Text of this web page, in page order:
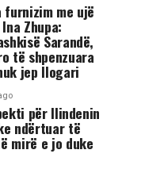
furnizim me ujë
Zhupa:
Sarandë,
të shpenzuara
jep llogari
për Ilindenin
ndërtuar të
mirë e jo duke